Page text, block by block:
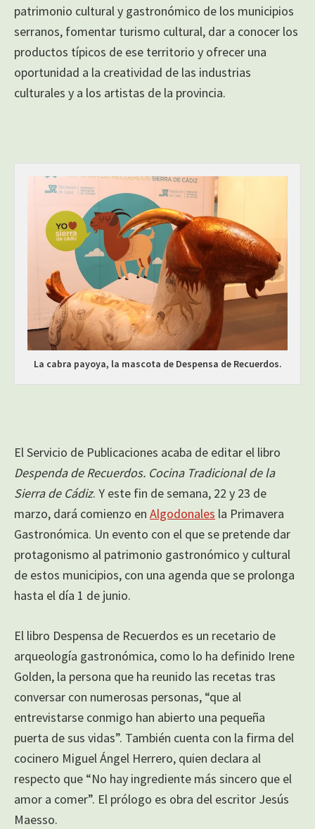
patrimonio cultural y gastronómico de los municipios
serranos, fomentar turismo cultural, dar a conocer los
productos típicos de ese territorio y ofrecer una
oportunidad a la creatividad de las industrias
culturales y a los artistas de la provincia.
La cabra payoya, la mascota de Despensa de Recuerdos.
El Servicio de Publicaciones acaba de editar el libro
Despenda de Recuerdos. Cocina Tradicional de la
Sierra de Cádiz. Y este fin de semana, 22 y 23 de
marzo, dará comienzo en Algodonales la Primavera
Gastronómica. Un evento con el que se pretende dar
protagonismo al patrimonio gastronómico y cultural
de estos municipios, con una agenda que se prolonga
hasta el día 1 de junio.
El libro Despensa de Recuerdos es un recetario de
arqueología gastronómica, como lo ha definido Irene
Golden, la persona que ha reunido las recetas tras
conversar con numerosas personas, “que al
entrevistarse conmigo han abierto una pequeña
puerta de sus vidas”. También cuenta con la firma del
cocinero Miguel Ángel Herrero, quien declara al
respecto que “No hay ingrediente más sincero que el
amor a comer”. El prólogo es obra del escritor Jesús
Maesso.